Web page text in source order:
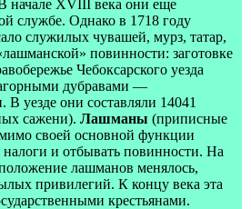
начале XVIII века они еще
службе. Однако в 1718 году
служилых чувашей, мурз, татар,
повинности: заготовке
Чебоксарского уезда
дубравами —
уезде они составляли 14041
сажени). Лашманы (приписные
своей основной функции
и отбывать повинности. На
лашманов менялось,
привилегий. К концу века эта
крестьянами.